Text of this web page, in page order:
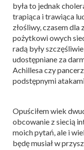
była to jednak
trapiąca i trawiąca
złośliwy, czasem dla
pożytkowi owych
radą były
udostępniane za
Achillesa czy
podstępnymi
Opuściłem wiek
obcowanie z siecią
moich pytań, ale i
będę musiał w